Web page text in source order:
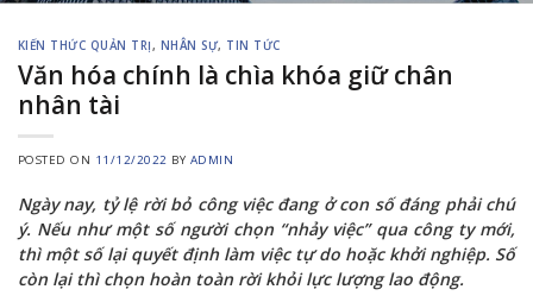
KIẾN THỨC QUẢN TRỊ, NHÂN SỰ, TIN TỨC
Văn hóa chính là chìa khóa giữ chân
nhân tài
POSTED ON 11/12/2022 BY ADMIN
Ngày nay, tỷ lệ rời bỏ công việc đang ở con số đáng phải chú
ý. Nếu như một số người chọn “nhảy việc” qua công ty mới,
thì một số lại quyết định làm việc tự do hoặc khởi nghiệp. Số
còn lại thì chọn hoàn toàn rời khỏi lực lượng lao động.